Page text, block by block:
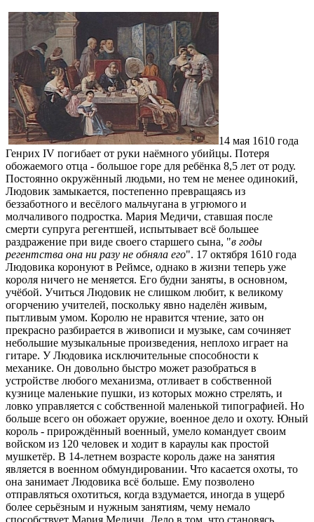
14 мая 1610 года
Генрих IV погибает от руки наёмного убийцы. Потеря
обожаемого отца - большое горе для ребёнка 8,5 лет от роду.
Постоянно окружённый людьми, но тем не менее одинокий,
Людовик замыкается, постепенно превращаясь из
беззаботного и весёлого мальчугана в угрюмого и
молчаливого подростка. Мария Медичи, ставшая после
смерти супруга регентшей, испытывает всё большее
раздражение при виде своего старшего сына, "в годы
регентства она ни разу не обняла его". 17 октября 1610 года
Людовика коронуют в Реймсе, однако в жизни теперь уже
короля ничего не меняется. Его будни заняты, в основном,
учёбой. Учиться Людовик не слишком любит, к великому
огорчению учителей, поскольку явно наделён живым,
пытливым умом. Королю не нравится чтение, зато он
прекрасно разбирается в живописи и музыке, сам сочиняет
небольшие музыкальные произведения, неплохо играет на
гитаре. У Людовика исключительные способности к
механике. Он довольно быстро может разобраться в
устройстве любого механизма, отливает в собственной
кузнице маленькие пушки, из которых можно стрелять, и
ловко управляется с собственной маленькой типографией. Но
больше всего он обожает оружие, военное дело и охоту. Юный
король - прирождённый военный, умело командует своим
войском из 120 человек и ходит в караулы как простой
мушкетёр. В 14-летнем возрасте король даже на занятия
является в военном обмундировании. Что касается охоты, то
она занимает Людовика всё больше. Ему позволено
отправляться охотиться, когда вздумается, иногда в ущерб
более серьёзным и нужным занятиям, чему немало